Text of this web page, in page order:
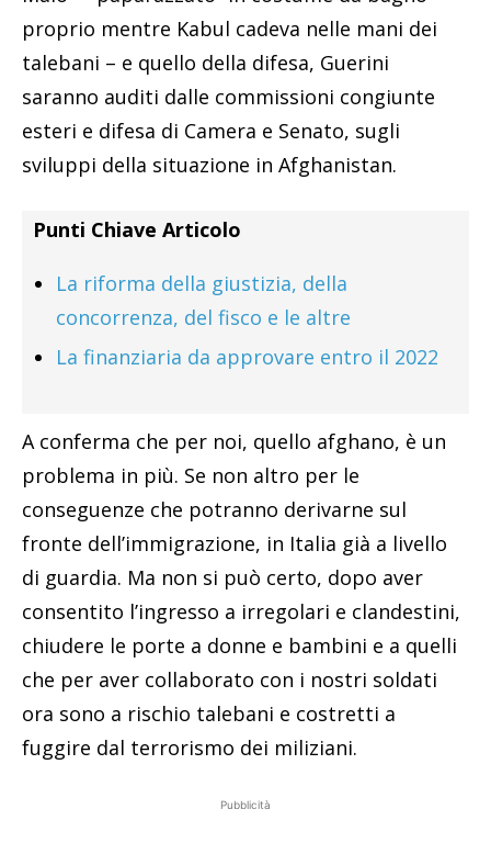
proprio mentre Kabul cadeva nelle mani dei
talebani – e quello della difesa, Guerini
saranno auditi dalle commissioni congiunte
esteri e difesa di Camera e Senato, sugli
sviluppi della situazione in Afghanistan.
Punti Chiave Articolo
La riforma della giustizia, della
concorrenza, del fisco e le altre
La finanziaria da approvare entro il 2022
A conferma che per noi, quello afghano, è un
problema in più. Se non altro per le
conseguenze che potranno derivarne sul
fronte dell’immigrazione, in Italia già a livello
di guardia. Ma non si può certo, dopo aver
consentito l’ingresso a irregolari e clandestini,
chiudere le porte a donne e bambini e a quelli
che per aver collaborato con i nostri soldati
ora sono a rischio talebani e costretti a
fuggire dal terrorismo dei miliziani.
Pubblicità